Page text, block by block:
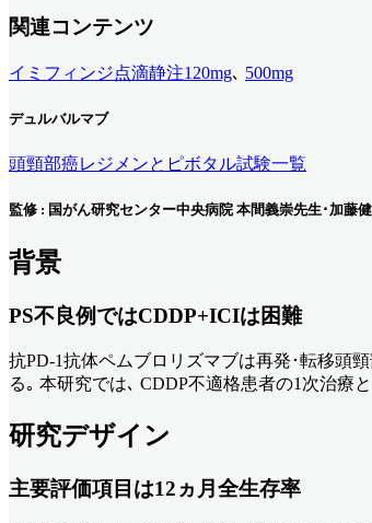
関連コンテンツ
イミフィンジ点滴静注120mg､ 500mg
デュルバルマブ
頭頸部癌レジメンとピボタル試験一覧
監修 : 国がん研究センター中央病院 本間義崇先生･加藤
背景
PS不良例ではCDDP+ICIは困難
抗PD-1抗体ペムブロリズマブは再発･転移頭
る｡ 本研究では､ CDDP不適格患者の1次治療
研究デザイン
主要評価項目は12ヵ月全生存率